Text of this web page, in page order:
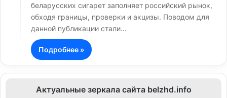
беларусских сигарет заполняет российский рынок,
обходя границы, проверки и акцизы. Поводом для
данной публикации стали…
Подробнее »
Актуальные зеркала сайта belzhd.info